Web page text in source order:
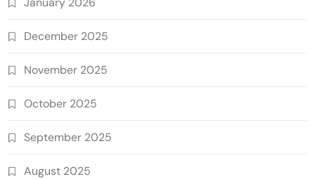
December 2025
November 2025
October 2025
September 2025
August 2025